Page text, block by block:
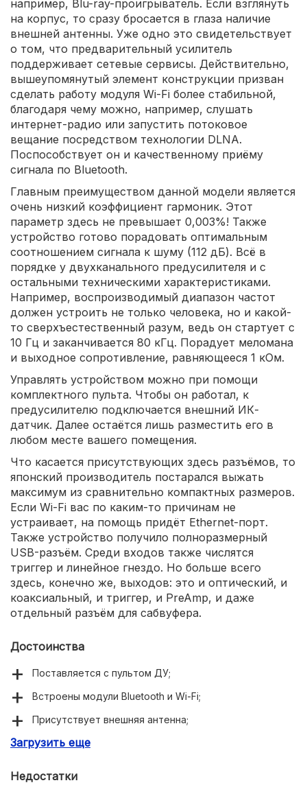
например, Blu-ray-проигрыватель. Если взглянуть
на корпус, то сразу бросается в глаза наличие
внешней антенны. Уже одно это свидетельствует
о том, что предварительный усилитель
поддерживает сетевые сервисы. Действительно,
вышеупомянутый элемент конструкции призван
сделать работу модуля Wi-Fi более стабильной,
благодаря чему можно, например, слушать
интернет-радио или запустить потоковое
вещание посредством технологии DLNA.
Поспособствует он и качественному приёму
сигнала по Bluetooth.
Главным преимуществом данной модели является
очень низкий коэффициент гармоник. Этот
параметр здесь не превышает 0,003%! Также
устройство готово порадовать оптимальным
соотношением сигнала к шуму (112 дБ). Всё в
порядке у двухканального предусилителя и с
остальными техническими характеристиками.
Например, воспроизводимый диапазон частот
должен устроить не только человека, но и какой-
то сверхъестественный разум, ведь он стартует с
10 Гц и заканчивается 80 кГц. Порадует меломана
и выходное сопротивление, равняющееся 1 кОм.
Управлять устройством можно при помощи
комплектного пульта. Чтобы он работал, к
предусилителю подключается внешний ИК-
датчик. Далее остаётся лишь разместить его в
любом месте вашего помещения.
Что касается присутствующих здесь разъёмов, то
японский производитель постарался выжать
максимум из сравнительно компактных размеров.
Если Wi-Fi вас по каким-то причинам не
устраивает, на помощь придёт Ethernet-порт.
Также устройство получило полноразмерный
USB-разъём. Среди входов также числятся
триггер и линейное гнездо. Но больше всего
здесь, конечно же, выходов: это и оптический, и
коаксиальный, и триггер, и PreAmp, и даже
отдельный разъём для сабвуфера.
Достоинства
Поставляется с пультом ДУ;
Встроены модули Bluetooth и Wi-Fi;
Присутствует внешняя антенна;
Поддерживает некоторые сетевые сервисы;
Загрузить еще
Недостатки